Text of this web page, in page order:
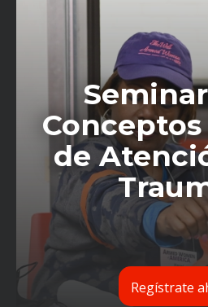
de
Regístrate